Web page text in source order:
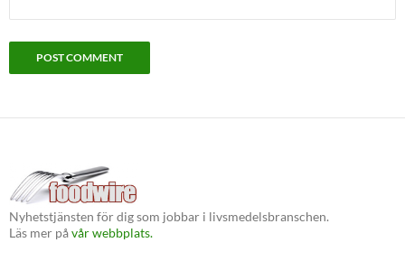
Nyhetstjänsten för dig som jobbar i livsmedelsbranschen.
Läs mer påvår webbplats.